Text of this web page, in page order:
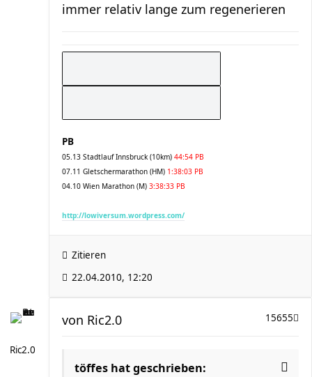
immer relativ lange zum regenerieren
PB
05.13 Stadtlauf Innsbruck (10km) 44:54 PB
07.11 Gletschermarathon (HM) 1:38:03 PB
04.10 Wien Marathon (M) 3:38:33 PB
http://lowiversum.wordpress.com/
Zitieren
22.04.2010, 12:20
Ric2.0
15655
von Ric2.0
töffes hat geschrieben: